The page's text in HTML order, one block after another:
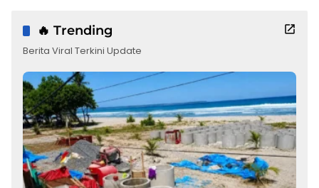
🔥 Trending
Berita Viral Terkini Update